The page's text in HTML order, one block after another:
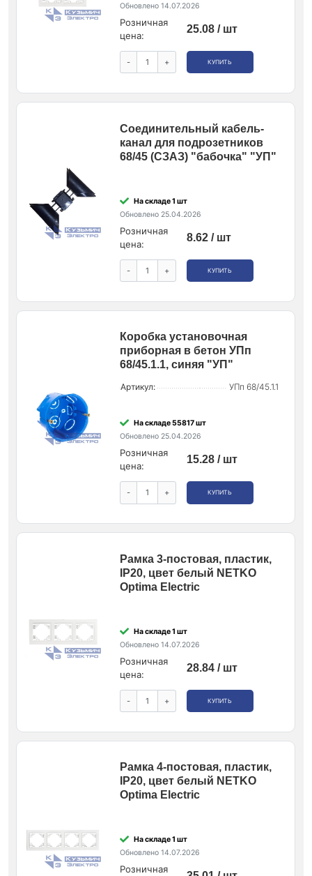
Обновлено 14.07.2026
Розничная
цена:
25.08 / шт
- + КУПИТЬ
Соединительный кабель-
канал для подрозетников
68/45 (СЗАЗ) "бабочка" "УП"
На складе 1 шт
Обновлено 25.04.2026
Розничная
цена:
8.62 / шт
- + КУПИТЬ
Коробка установочная
приборная в бетон УПп
68/45.1.1, синяя "УП"
Артикул: УПп 68/45.1.1
На складе 55817 шт
Обновлено 25.04.2026
Розничная
цена:
15.28 / шт
- + КУПИТЬ
Рамка 3-постовая, пластик,
IP20, цвет белый NETKO
Optima Electric
На складе 1 шт
Обновлено 14.07.2026
Розничная
цена:
28.84 / шт
- + КУПИТЬ
Рамка 4-постовая, пластик,
IP20, цвет белый NETKO
Optima Electric
На складе 1 шт
Обновлено 14.07.2026
Розничная